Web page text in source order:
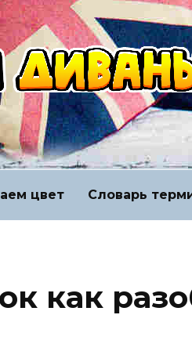
цвет Словарь
как